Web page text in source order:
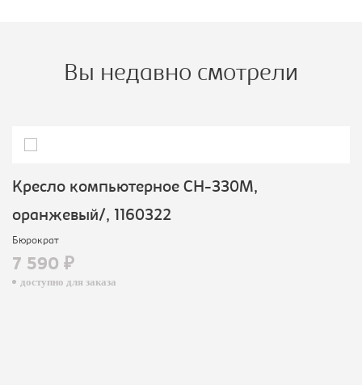
Вы недавно смотрели
Кресло компьютерное CH-330M,
оранжевый/, 1160322
Бюрократ
7 590 ₽
доступно для заказа